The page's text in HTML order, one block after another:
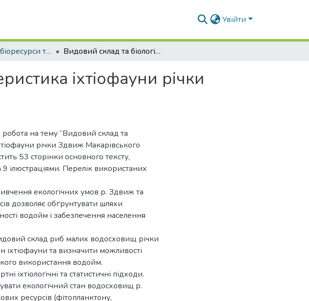
Увійти
ОПП "Водні біоресурси та аквакультура" Видовий склад та біологічна характеристика іхтіофауни річки Здвиж
іхтіофауни річки
робота на тему “Видовий склад та
річки Здвиж Макарівського
53 сторінки основного тексту,
ілюстраціями. Перелік використаних
екологічних умов р. Здвиж та
дозволяє обґрунтувати шляхи
водойм і забезпечення населення
склад риб малих водосховищ річки
іхтіофауни та визначити можливості
використання водойм.
іхтіологічні та статистичні підходи.
екологічний стан водосховищ р.
ресурсів (фітопланктону,